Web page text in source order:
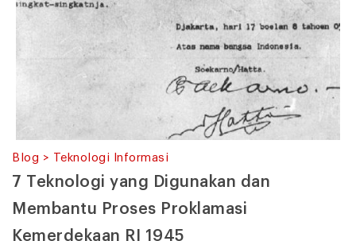
Blog > Teknologi Informasi
7 Teknologi yang Digunakan dan
Membantu Proses Proklamasi
Kemerdekaan RI 1945